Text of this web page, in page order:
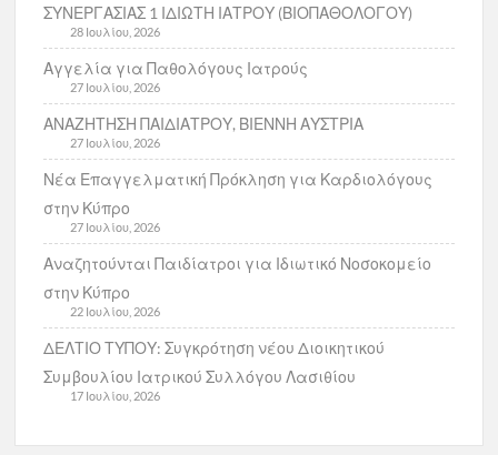
ΣΥΝΕΡΓΑΣΙΑΣ 1 ΙΔΙΩΤΗ ΙΑΤΡΟΥ (ΒΙΟΠΑΘΟΛΟΓΟΥ)
28 Ιουλίου, 2026
Αγγελία για Παθολόγους Ιατρούς
27 Ιουλίου, 2026
ΑΝΑΖΗΤΗΣΗ ΠΑΙΔΙΑΤΡΟΥ, ΒΙΕΝΝΗ ΑΥΣΤΡΙΑ
27 Ιουλίου, 2026
Νέα Επαγγελματική Πρόκληση για Καρδιολόγους
στην Κύπρο
27 Ιουλίου, 2026
Αναζητούνται Παιδίατροι για Ιδιωτικό Νοσοκομείο
στην Κύπρο
22 Ιουλίου, 2026
ΔΕΛΤΙΟ ΤΥΠΟΥ: Συγκρότηση νέου Διοικητικού
Συμβουλίου Ιατρικού Συλλόγου Λασιθίου
17 Ιουλίου, 2026